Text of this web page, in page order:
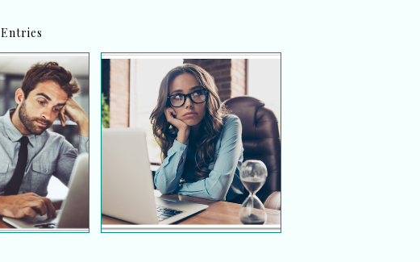
Kembali
Yang
Tips Mengatasi Kebosanan
Bekerja